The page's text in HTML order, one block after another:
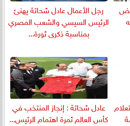
رجل الأعمال عادل شحاتة يهنئ
الرئيس السيسي والشعب المصري
بمناسبة ذكرى ثورة...
عادل شحاتة : إنجاز المنتخب في
كأس العالم ثمرة اهتمام الرئيس...